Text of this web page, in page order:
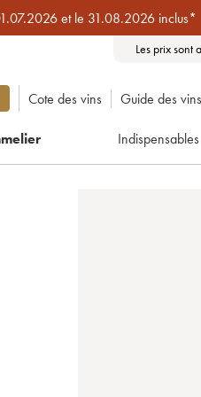
et le 31.08.2026 inclus*
Les prix sont
Cote des vins Guide des vins
Indispensables